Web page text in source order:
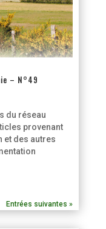
– N°49
du réseau
provenant
et des autres
Entrées suivantes »